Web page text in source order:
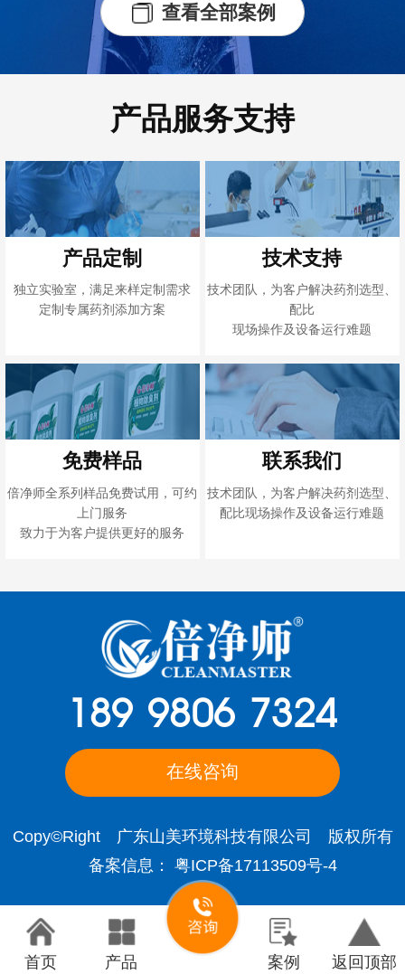
查看全部案例
产品服务支持
产品定制
独立实验室，满足来样定制需求
定制专属药剂添加方案
技术支持
技术团队，为客户解决药剂选型、
配比
现场操作及设备运行难题
免费样品
倍净师全系列样品免费试用，可约
上门服务
致力于为客户提供更好的服务
联系我们
技术团队，为客户解决药剂选型、
配比现场操作及设备运行难题
189 9806 7324
在线咨询
Copy©Right 广东山美环境科技有限公司 版权所有
备案信息： 粤ICP备17113509号-4
首页 产品 案例 返回顶部